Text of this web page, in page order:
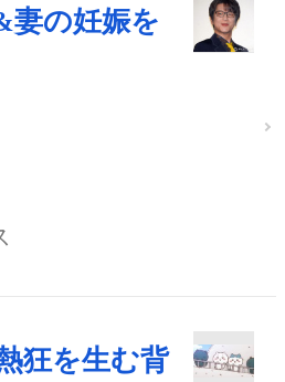
妻の妊娠を
狂を生む背